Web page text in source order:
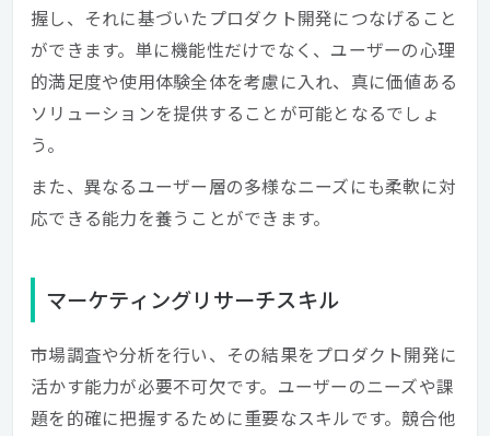
握し、それに基づいたプロダクト開発につなげること
ができます。単に機能性だけでなく、ユーザーの心理
的満足度や使用体験全体を考慮に入れ、真に価値ある
ソリューションを提供することが可能となるでしょ
う。
また、異なるユーザー層の多様なニーズにも柔軟に対
応できる能力を養うことができます。
マーケティングリサーチスキル
市場調査や分析を行い、その結果をプロダクト開発に
活かす能力が必要不可欠です。ユーザーのニーズや課
題を的確に把握するために重要なスキルです。競合他